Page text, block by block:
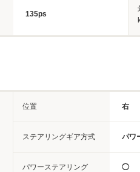
135ps
位置 右
ステアリングギア方式 パワ
パワーステアリング ◯